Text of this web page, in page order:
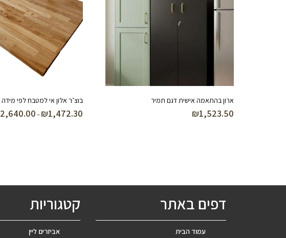
ארון בהתאמה אישית דגם תמיר
₪1,523.50
בוצ’ר אלון אי למטבח לפי מידה
₪1,472.30
–
2,640.00
דפים באתר
עמוד הבית
קטגוריות
אביזרים ליין